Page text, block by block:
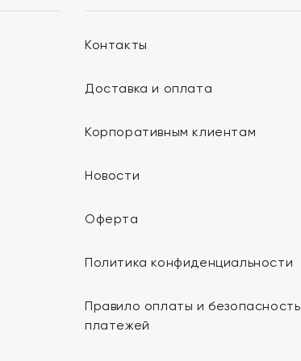
Контакты
Доставка и оплата
Корпоративным клиентам
Новости
Оферта
Политика конфиденциальности
Правило оплаты и безопасность
платежей